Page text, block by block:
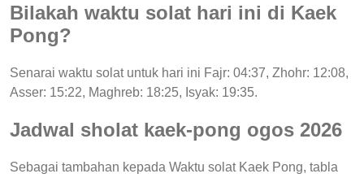
Bilakah waktu solat hari ini di Kaek
Pong?
Senarai waktu solat untuk hari ini Fajr: 04:37, Zhohr: 12:08,
Asser: 15:22, Maghreb: 18:25, Isyak: 19:35.
Jadwal sholat kaek-pong ogos 2026
Sebagai tambahan kepada Waktu solat Kaek Pong, tabla